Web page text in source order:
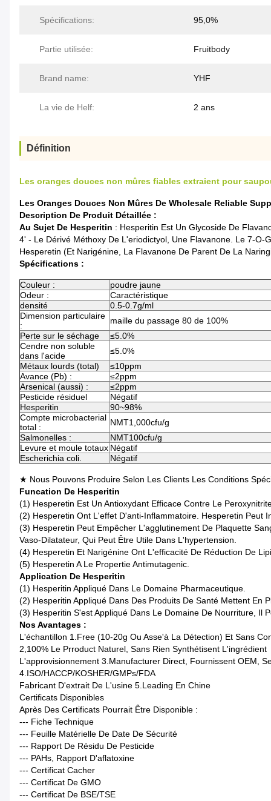
Spécifications: 95,0%
Partie utilisée: Fruitbody
Brand name: YHF
La vie de Helf: 2 ans
Définition
Les oranges douces non mûres fiables extraient pour
Les Oranges Douces Non Mûres De Wholesale Reliable
Description De Produit Détaillée :
Au Sujet De Hesperitin : Hesperitin Est Un Glycoside De
4' - Le Dérivé Méthoxy De L'eriodictyol, Une Flavanone. Le 7-
Hesperetin (et Narigénine, La Flavanone De Parent De La
Spécifications :
Couleur :
poudre jaune
Odeur :
Caractéristique
densité
0.5-0.7g/ml
Dimension particulaire
:
maille du passage 80 de 100%
Perte sur le séchage
≤5.0%
Cendre non soluble
dans l'acide
≤5.0%
Métaux lourds (total)
≤10ppm
Avance (Pb) :
≤2ppm
Arsenical (aussi) :
≤2ppm
Pesticide résiduel
Négatif
Hesperitin
90~98%
Compte microbacterial
total :
NMT1,000cfu/g
Salmonelles :
NMT100cfu/g
Levure et moule totaux Négatif
Escherichia coli.
Négatif
★ Nous Pouvons Produire Selon Les Clients Les Conditions
Funcation De Hesperitin
(1) Hesperetin Est Un Antioxydant Efficace Contre Le
(2) Hesperetin Ont L'effet D'anti-Inflammatoire. Hesperetin Peut
(3) Hesperetin Peut Empêcher L'agglutinement De Plaquette
Vaso-Dilatateur, Qui Peut Être Utile Dans L'hypertension.
(4) Hesperetin Et Narigénine Ont L'efficacité De Réduction De
(5) Hesperetin A Le Propertie Antimutagenic.
Application De Hesperitin
(1) Hesperitin Appliqué Dans Le Domaine Pharmaceutique.
(2) Hesperitin Appliqué Dans Des Produits De Santé Mettent En
(3) Hesperitin S'est Appliqué Dans Le Domaine De Nourriture, Il
Nos Avantages :
L'échantillon 1.Free (10-20g Ou Asse'à La Détection) Et Sans
2,100% Le Prroduct Naturel, Sans Rien Synthétisent L'ingrédient
L'approvisionnement 3.Manufacturer Direct, Fournissent OEM,
4.ISO/HACCP/KOSHER/GMPs/FDA
Fabricant D'extrait De L'usine 5.Leading En Chine
Certificats Disponibles
Après Des Certificats Pourrait Être Disponible :
--- Fiche Technique
--- Feuille Matérielle De Date De Sécurité
--- Rapport De Résidu De Pesticide
--- PAHs, Rapport D'aflatoxine
--- Certificat Cacher
--- Certificat De GMO
--- Certificat De BSE/TSE